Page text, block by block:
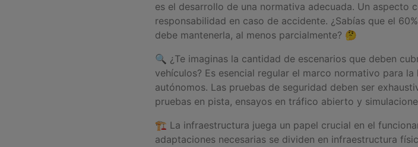
es el desarrollo de una normativa adecuada. Un aspecto
responsabilidad en caso de accidente. ¿Sabías que el
debe mantenerla, al menos parcialmente? 🤔
🔍 ¿Te imaginas la cantidad de escenarios que deben
vehículos? Es esencial regular el marco normativo para
autónomos. Las pruebas de seguridad deben ser
pruebas en pista, ensayos en tráfico abierto y
🏗️ La infraestructura juega un papel crucial en el
adaptaciones necesarias se dividen en infraestructura